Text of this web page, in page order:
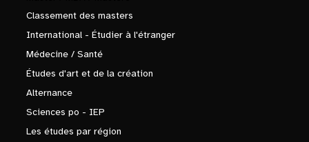
Classement des masters
International - Étudier à l'étranger
Médecine / Santé
Études d'art et de la création
Alternance
Sciences po - IEP
Les études par région